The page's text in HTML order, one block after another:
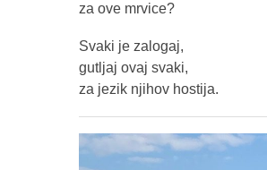
za ove mrvice?
Svaki je zalogaj,
gutljaj ovaj svaki,
za jezik njihov hostija.